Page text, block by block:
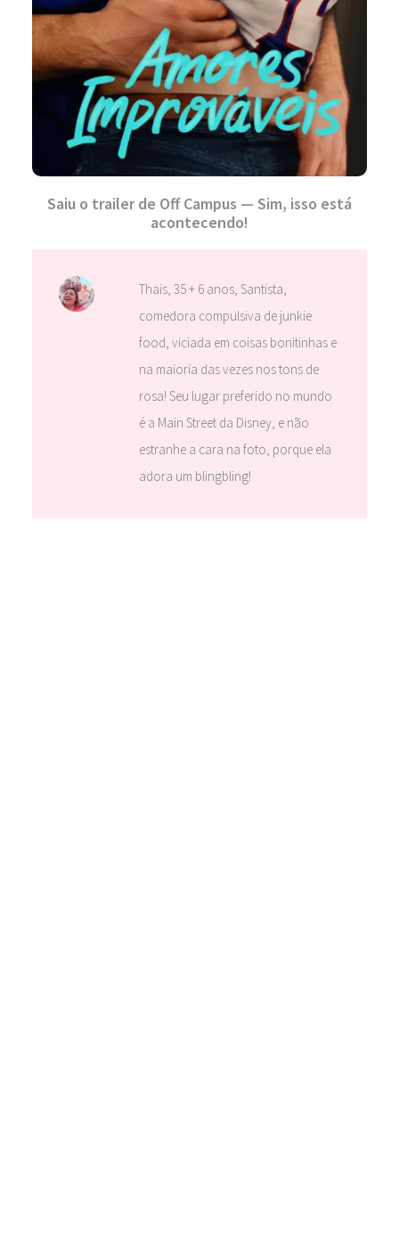
Saiu o trailer de Off Campus — Sim, isso está
acontecendo!
Thais, 35 + 6 anos, Santista,
comedora compulsiva de junkie
food, viciada em coisas bonitinhas e
na maioria das vezes nos tons de
rosa! Seu lugar preferido no mundo
é a Main Street da Disney, e não
estranhe a cara na foto, porque ela
adora um blingbling!